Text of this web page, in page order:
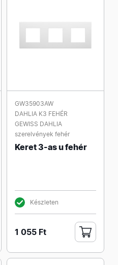
GW35903AW
DAHLIA K3 FEHÉR
GEWISS DAHLIA
szerelvények fehér
Keret 3-as u fehér
Készleten
1 055 Ft